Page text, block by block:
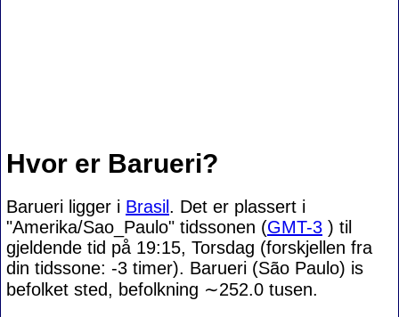
Hvor er Barueri?
Barueri ligger i Brasil . Det er plassert i
"Amerika/Sao_Paulo" tidssonen (GMT-3 ) til
gjeldende tid på 19:15, Torsdag (forskjellen fra
din tidssone: -3 timer). Barueri (São Paulo) is
befolket sted, befolkning ∼252.0 tusen.